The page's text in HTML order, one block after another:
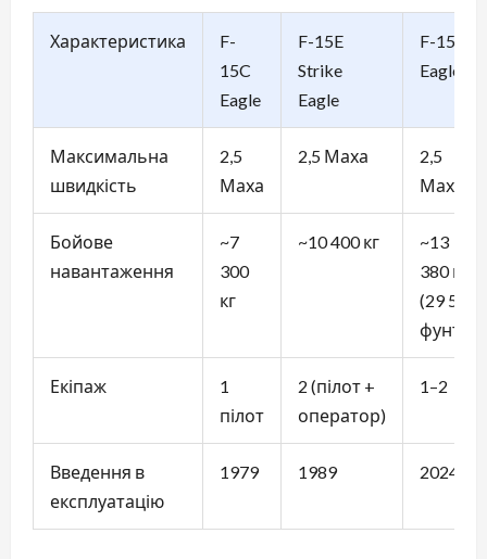
Характеристика
F-
15C
Eagle
F-15E
Strike
Eagle
F-15EX
Eagle II
Максимальна
швидкість
2,5
Маха
2,5 Маха
2,5
Маха
Бойове
навантаження
~7
300
кг
~10 400 кг
~13
380 кг
(29 500
фунтів)
Екіпаж
1
пілот
2 (пілот +
оператор)
1–2
Введення в
експлуатацію
1979 1989 2024